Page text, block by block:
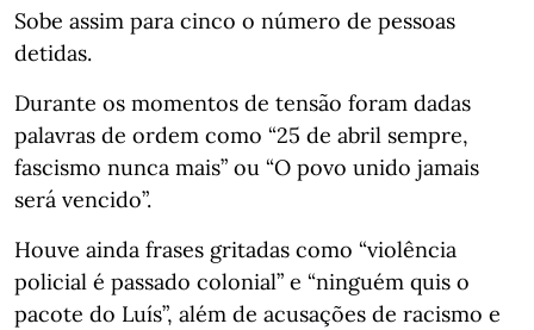
Sobe assim para cinco o número de pessoas
detidas.
Durante os momentos de tensão foram dadas
palavras de ordem como “25 de abril sempre,
fascismo nunca mais” ou “O povo unido jamais
será vencido”.
Houve ainda frases gritadas como “violência
policial é passado colonial” e “ninguém quis o
pacote do Luís”, além de acusações de racismo e